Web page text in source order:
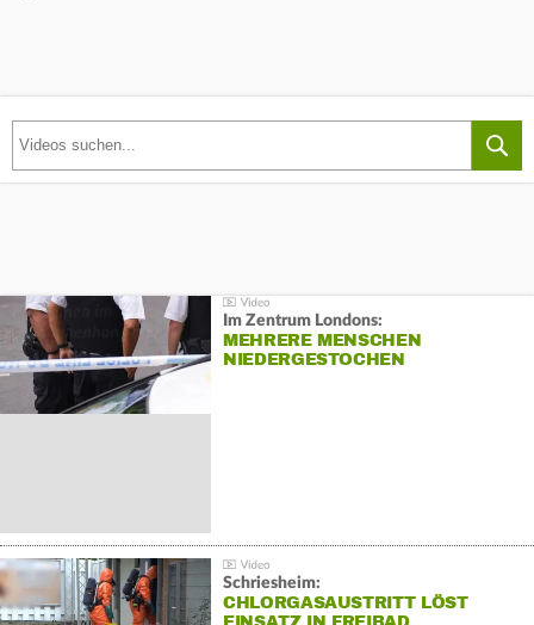
Im Zentrum Londons:
MEHRERE MENSCHEN
NIEDERGESTOCHEN
Schriesheim:
CHLORGASAUSTRITT LÖST